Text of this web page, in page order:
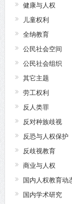
健康与人权
儿童权利
全纳教育
公民社会空间
公民社会组织
其它主题
劳工权利
反人类罪
反对种族歧视
反恐与人权保护
反歧视教育
商业与人权
国内人权教育动
国内学术研究